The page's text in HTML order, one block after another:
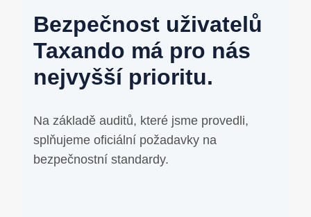
Bezpečnost uživatelů
Taxando má pro nás
nejvyšší prioritu.
Na základě auditů, které jsme provedli,
splňujeme oficiální požadavky na
bezpečnostní standardy.